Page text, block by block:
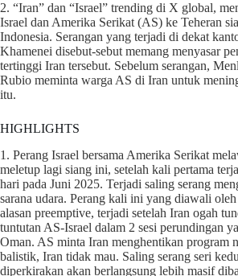
2. “Iran” dan “Israel” trending di X global,
Israel dan Amerika Serikat (AS) ke Teheran
Indonesia. Serangan yang terjadi di dekat
Khamenei disebut-sebut memang menyasar
tertinggi Iran tersebut. Sebelum serangan,
Rubio meminta warga AS di Iran untuk
itu.
HIGHLIGHTS
1. Perang Israel bersama Amerika Serikat
meletup lagi siang ini, setelah kali pertama
hari pada Juni 2025. Terjadi saling serang
sarana udara. Perang kali ini yang diawali
alasan preemptive, terjadi setelah Iran ogah
tuntutan AS-Israel dalam 2 sesi perundingan
Oman. AS minta Iran menghentikan program
balistik, Iran tidak mau. Saling serang seri
diperkirakan akan berlangsung lebih masif